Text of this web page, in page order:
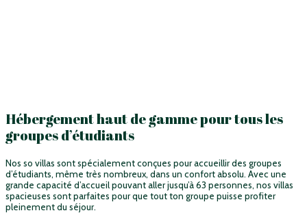
Hébergement haut de gamme pour tous les
groupes d’étudiants
Nos so villas sont spécialement conçues pour accueillir des groupes
d’étudiants, même très nombreux, dans un confort absolu. Avec une
grande capacité d’accueil pouvant aller jusqu’à 63 personnes, nos villas
spacieuses sont parfaites pour que tout ton groupe puisse profiter
pleinement du séjour.